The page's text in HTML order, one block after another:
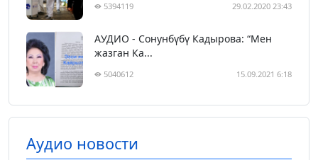
5394119 29.02.2020 23:43
АУДИО - Сонунбүбү Кадырова: “Мен
жазган Ка...
5040612 15.09.2021 6:18
Аудио новости